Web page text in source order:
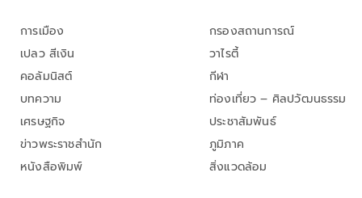
การเมือง
เปลว สีเงิน
คอลัมนิสต์
บทความ
เศรษฐกิจ
ข่าวพระราชสำนัก
หนังสือพิมพ์
กรองสถานการณ์
วาไรตี้
กีฬา
ท่องเที่ยว – ศิลปวัฒนธรรม
ประชาสัมพันธ์
ภูมิภาค
สิ่งแวดล้อม